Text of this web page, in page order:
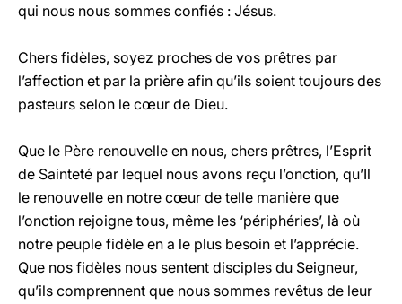
qui nous nous sommes confiés : Jésus.
Chers fidèles, soyez proches de vos prêtres par
l’affection et par la prière afin qu’ils soient toujours des
pasteurs selon le cœur de Dieu.
Que le Père renouvelle en nous, chers prêtres, l’Esprit
de Sainteté par lequel nous avons reçu l’onction, qu’Il
le renouvelle en notre cœur de telle manière que
l’onction rejoigne tous, même les ‘périphéries’, là où
notre peuple fidèle en a le plus besoin et l’apprécie.
Que nos fidèles nous sentent disciples du Seigneur,
qu’ils comprennent que nous sommes revêtus de leur